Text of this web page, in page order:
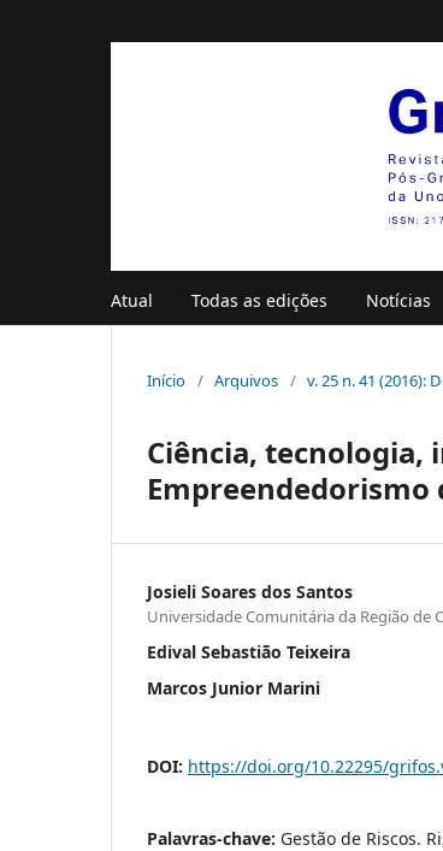
Atual Todas as edições Notícias
Início / Arquivos / v. 25 n. 41 (2016):
Ciência, tecnologia,
Empreendedorismo
Josieli Soares dos Santos
Universidade Comunitária da Região de
Edival Sebastião Teixeira
Marcos Junior Marini
DOI: https://doi.org/10.22295/
Palavras-chave: Gestão de Riscos.